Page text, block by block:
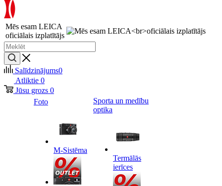
Mēs esam LEICA
oficiālais izplatītājs
Salīdzinājums0
Atliktie 0
Jūsu grozs 0
Foto
M-Sistēma
Sporta un medību
optika
Termālās
ierīces